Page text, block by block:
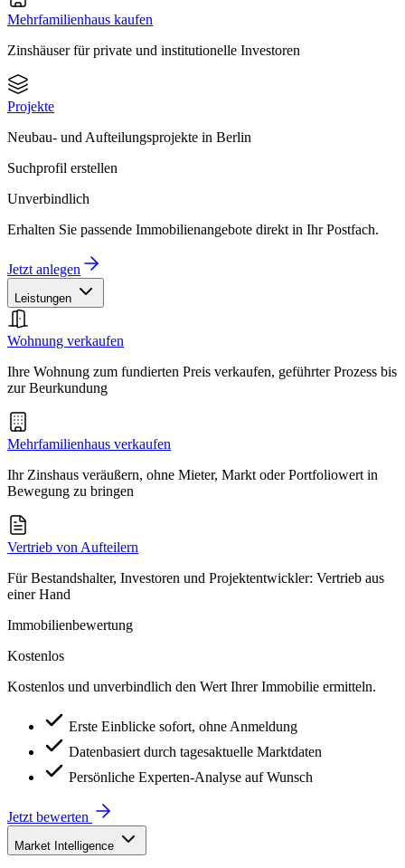
Mehrfamilienhaus kaufen
Zinshäuser für private und institutionelle Investoren
Projekte
Neubau- und Aufteilungsprojekte in Berlin
Suchprofil erstellen
Unverbindlich
Erhalten Sie passende Immobilienangebote direkt in Ihr Postfach.
Jetzt anlegen
Leistungen
Wohnung verkaufen
Ihre Wohnung zum fundierten Preis verkaufen, geführter Prozess bis
zur Beurkundung
Mehrfamilienhaus verkaufen
Ihr Zinshaus veräußern, ohne Mieter, Markt oder Portfoliowert in
Bewegung zu bringen
Vertrieb von Aufteilern
Für Bestandshalter, Investoren und Projektentwickler: Vertrieb aus
einer Hand
Immobilienbewertung
Kostenlos
Kostenlos und unverbindlich den Wert Ihrer Immobilie ermitteln.
Erste Einblicke sofort, ohne Anmeldung
Datenbasiert durch tagesaktuelle Marktdaten
Persönliche Experten-Analyse auf Wunsch
Jetzt bewerten
Market Intelligence